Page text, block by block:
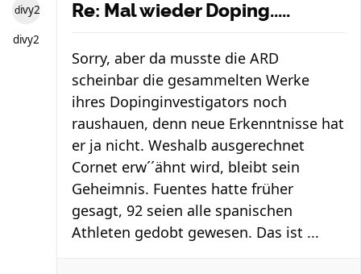
divy2
divy2
Re: Mal wieder Doping.....
Sorry, aber da musste die ARD
scheinbar die gesammelten Werke
ihres Dopinginvestigators noch
raushauen, denn neue Erkenntnisse hat
er ja nicht. Weshalb ausgerechnet
Cornet erw´´ähnt wird, bleibt sein
Geheimnis. Fuentes hatte früher
gesagt, 92 seien alle spanischen
Athleten gedobt gewesen. Das ist ...